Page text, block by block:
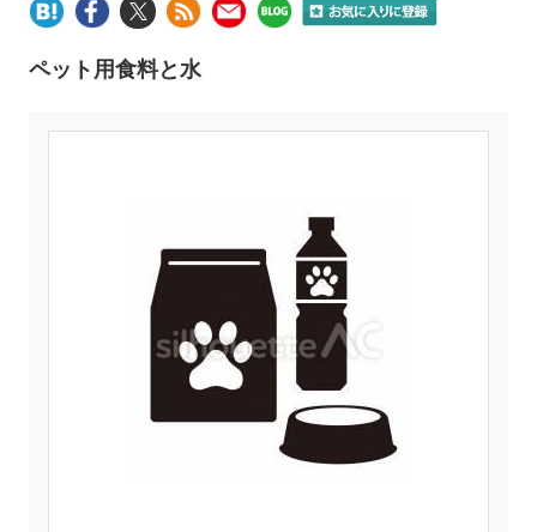
ペット用食料と水